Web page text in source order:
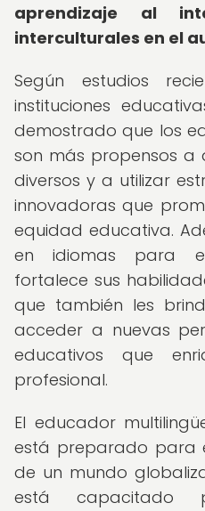
aprendizaje al
interculturales en el
Según estudios
instituciones
demostrado que los
son más propensos
diversos y a utilizar
innovadoras que
equidad educativa.
en idiomas para
fortalece sus
que también les
acceder a nuevas
educativos que
profesional.
El educador
está preparado para
de un mundo
está capacitado